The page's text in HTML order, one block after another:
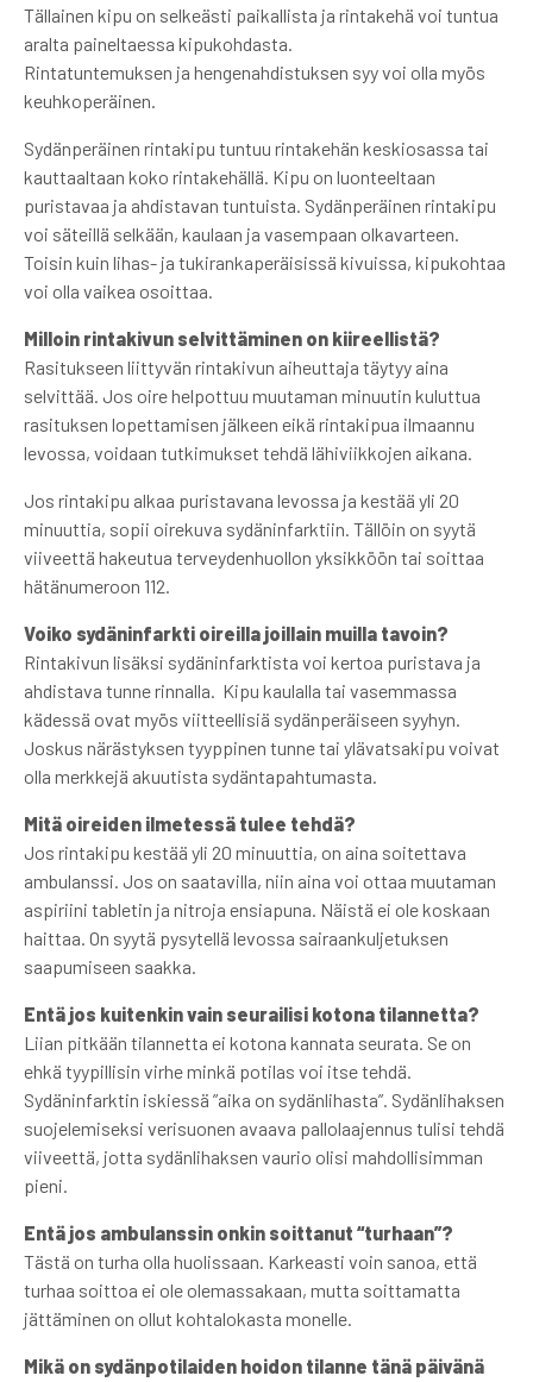
Tällainen kipu on selkeästi paikallista ja rintakehä voi tuntua
aralta paineltaessa kipukohdasta.
Rintatuntemuksen ja hengenahdistuksen syy voi olla myös
keuhkoperäinen.
Sydänperäinen rintakipu tuntuu rintakehän keskiosassa tai
kauttaaltaan koko rintakehällä. Kipu on luonteeltaan
puristavaa ja ahdistavan tuntuista. Sydänperäinen rintakipu
voi säteillä selkään, kaulaan ja vasempaan olkavarteen.
Toisin kuin lihas- ja tukirankaperäisissä kivuissa, kipukohtaa
voi olla vaikea osoittaa.
Milloin rintakivun selvittäminen on kiireellistä?
Rasitukseen liittyvän rintakivun aiheuttaja täytyy aina
selvittää. Jos oire helpottuu muutaman minuutin kuluttua
rasituksen lopettamisen jälkeen eikä rintakipua ilmaannu
levossa, voidaan tutkimukset tehdä lähiviikkojen aikana.
Jos rintakipu alkaa puristavana levossa ja kestää yli 20
minuuttia, sopii oirekuva sydäninfarktiin. Tällöin on syytä
viiveettä hakeutua terveydenhuollon yksikköön tai soittaa
hätänumeroon 112.
Voiko sydäninfarkti oireilla joillain muilla tavoin?
Rintakivun lisäksi sydäninfarktista voi kertoa puristava ja
ahdistava tunne rinnalla. Kipu kaulalla tai vasemmassa
kädessä ovat myös viitteellisiä sydänperäiseen syyhyn.
Joskus närästyksen tyyppinen tunne tai ylävatsakipu voivat
olla merkkejä akuutista sydäntapahtumasta.
Mitä oireiden ilmetessä tulee tehdä?
Jos rintakipu kestää yli 20 minuuttia, on aina soitettava
ambulanssi. Jos on saatavilla, niin aina voi ottaa muutaman
aspiriini tabletin ja nitroja ensiapuna. Näistä ei ole koskaan
haittaa. On syytä pysytellä levossa sairaankuljetuksen
saapumiseen saakka.
Entä jos kuitenkin vain seurailisi kotona tilannetta?
Liian pitkään tilannetta ei kotona kannata seurata. Se on
ehkä tyypillisin virhe minkä potilas voi itse tehdä.
Sydäninfarktin iskiessä ”aika on sydänlihasta”. Sydänlihaksen
suojelemiseksi verisuonen avaava pallolaajennus tulisi tehdä
viiveettä, jotta sydänlihaksen vaurio olisi mahdollisimman
pieni.
Entä jos ambulanssin onkin soittanut “turhaan”?
Tästä on turha olla huolissaan. Karkeasti voin sanoa, että
turhaa soittoa ei ole olemassakaan, mutta soittamatta
jättäminen on ollut kohtalokasta monelle.
Mikä on sydänpotilaiden hoidon tilanne tänä päivänä